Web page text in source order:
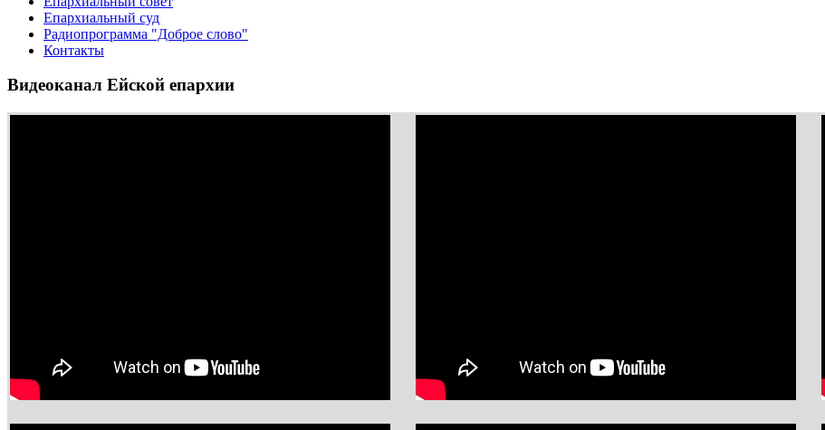
Епархиальный суд
Радиопрограмма "Доброе слово"
Контакты
Видеоканал Ейской епархии